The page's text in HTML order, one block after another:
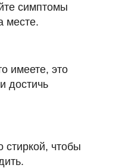
симптомы
месте.
имеете, это
достичь
стиркой, чтобы